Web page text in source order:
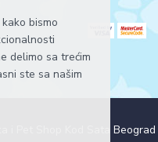
bismo
delimo sa trećim
ste sa našim
i Pet Shop Kod Sata